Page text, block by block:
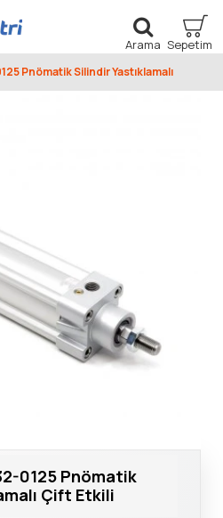
Pnömatik Silindir Yastıklamalı
0125 Pnömatik
Çift Etkili